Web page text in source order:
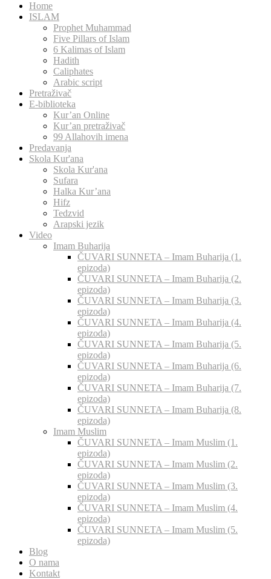
Home
ISLAM
Prophet Muhammad
Five Pillars of Islam
6 Kalimas of Islam
Hadith
Caliphates
Arabic script
Pretraživač
E-biblioteka
Kur’an Online
Kur’an pretraživač
99 Allahovih imena
Predavanja
Skola Kur'ana
Skola Kur'ana
Sufara
Halka Kur’ana
Hifz
Tedzvid
Arapski jezik
Video
Imam Buharija
ČUVARI SUNNETA – Imam Buharija (1.
epizoda)
ČUVARI SUNNETA – Imam Buharija (2.
epizoda)
ČUVARI SUNNETA – Imam Buharija (3.
epizoda)
ČUVARI SUNNETA – Imam Buharija (4.
epizoda)
ČUVARI SUNNETA – Imam Buharija (5.
epizoda)
ČUVARI SUNNETA – Imam Buharija (6.
epizoda)
ČUVARI SUNNETA – Imam Buharija (7.
epizoda)
ČUVARI SUNNETA – Imam Buharija (8.
epizoda)
Imam Muslim
ČUVARI SUNNETA – Imam Muslim (1.
epizoda)
ČUVARI SUNNETA – Imam Muslim (2.
epizoda)
ČUVARI SUNNETA – Imam Muslim (3.
epizoda)
ČUVARI SUNNETA – Imam Muslim (4.
epizoda)
ČUVARI SUNNETA – Imam Muslim (5.
epizoda)
Blog
O nama
Kontakt